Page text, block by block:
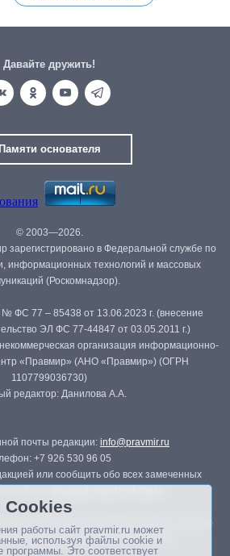
Давайте дружить!
Памяти основателя
© 2003—2026.
зарегистрировано в Федеральной службе по
информационных технологий и массовых
(Роскомнадзор).
ФС 77 – 85438 от 13.06.2023 г. (внесение
ЭЛ ФС 77-44847 от 03.05.2011 г.)
организация информационно-
«Правмир» (АНО «Правмир») (ОГРН
1107799036730)
редактор: Данилова А.А.
почты редакции: info@pravmir.ru
+7 926 530 96 05
или сообщить обо всех замеченных
сайта в печатных изданиях (книгах, прессе)
с письменного разрешения редакции.
работы сайт pravmir.ru может
используя файлы cookie и
программы. Это соответствует